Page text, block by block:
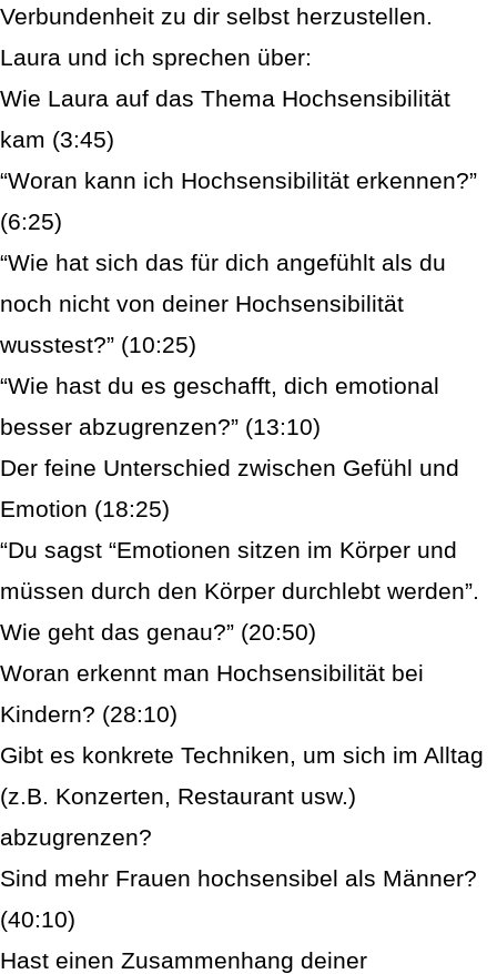
Verbundenheit zu dir selbst herzustellen.
Laura und ich sprechen über:
Wie Laura auf das Thema Hochsensibilität
kam (3:45)
“Woran kann ich Hochsensibilität erkennen?”
(6:25)
“Wie hat sich das für dich angefühlt als du
noch nicht von deiner Hochsensibilität
wusstest?” (10:25)
“Wie hast du es geschafft, dich emotional
besser abzugrenzen?” (13:10)
Der feine Unterschied zwischen Gefühl und
Emotion (18:25)
“Du sagst “Emotionen sitzen im Körper und
müssen durch den Körper durchlebt werden”.
Wie geht das genau?” (20:50)
Woran erkennt man Hochsensibilität bei
Kindern? (28:10)
Gibt es konkrete Techniken, um sich im Alltag
(z.B. Konzerten, Restaurant usw.)
abzugrenzen?
Sind mehr Frauen hochsensibel als Männer?
(40:10)
Hast einen Zusammenhang deiner